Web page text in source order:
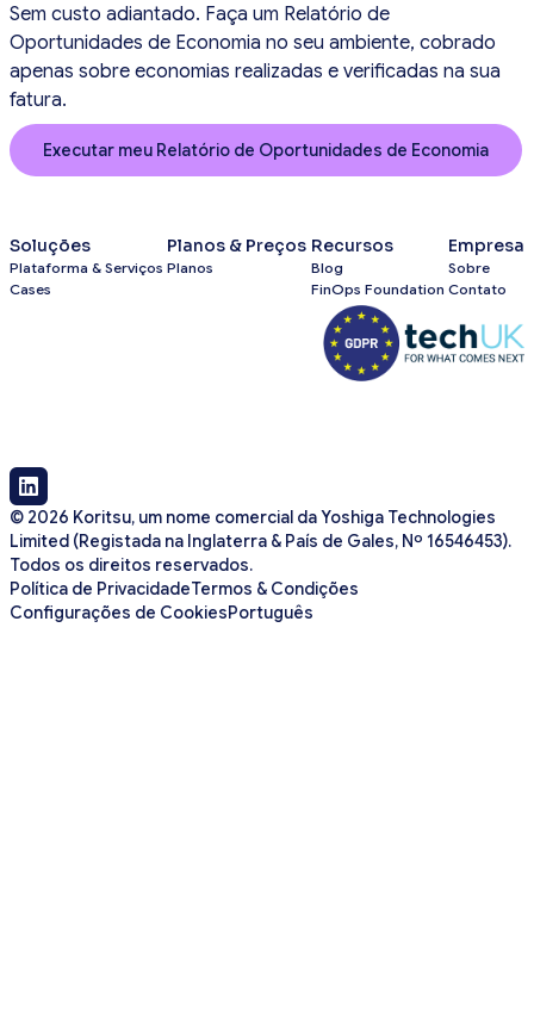
Sem custo adiantado. Faça um Relatório de
Oportunidades de Economia no seu ambiente, cobrado
apenas sobre economias realizadas e verificadas na sua
fatura.
Executar meu Relatório de Oportunidades de Economia
Soluções
Plataforma & Serviços
Cases
Planos & Preços
Planos
Recursos
Blog
FinOps Foundation
Empresa
Sobre
Contato
© 2026 Koritsu, um nome comercial da Yoshiga Technologies
Limited (Registada na Inglaterra & País de Gales, Nº 16546453).
Todos os direitos reservados.
Política de PrivacidadeTermos & Condições
Configurações de CookiesPortuguês